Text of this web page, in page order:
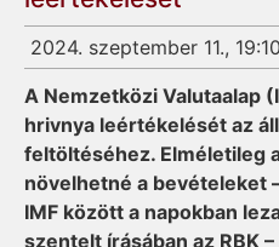
2024. szeptember 11., 19:10
A Nemzetközi Valutaalap
hrivnya leértékelését az
feltöltéséhez. Elméletileg
növelhetné a bevételeket
IMF között a napokban
szentelt írásában az RBK